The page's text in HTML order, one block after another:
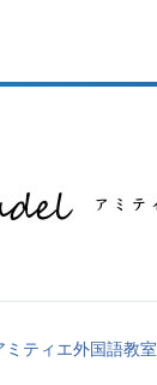
ミティエ外国語教室